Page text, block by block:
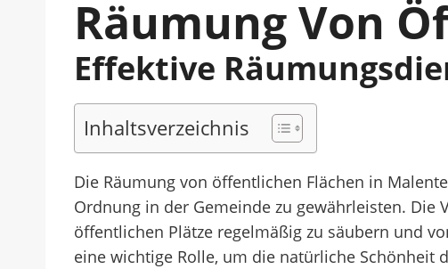
Räumung Von
Effektive
Inhaltsverzeichnis
Die Räumung von öffentlichen Flächen in
Ordnung in der Gemeinde zu gewährleisten.
öffentlichen Plätze regelmäßig zu säubern und
eine wichtige Rolle, um die natürliche Schönheit